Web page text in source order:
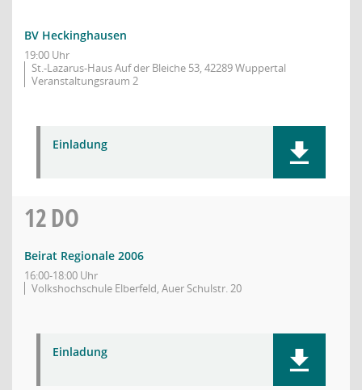
BV Heckinghausen
19:00 Uhr
St.-Lazarus-Haus Auf der Bleiche 53, 42289 Wuppertal
Veranstaltungsraum 2
Einladung
12DO
Beirat Regionale 2006
16:00-18:00 Uhr
Volkshochschule Elberfeld, Auer Schulstr. 20
Einladung